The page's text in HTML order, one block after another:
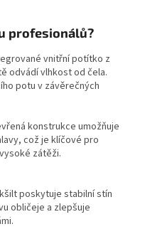
profesionálů?
vnitřní potítko z
odvádí vlhkost od čela.
potu v závěrečných
konstrukce umožňuje
což je klíčové pro
zátěži.
poskytuje stabilní stín
obličeje a zlepšuje